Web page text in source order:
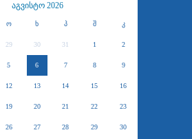
აგვისტო 2026
ო ხ პ შ კ
29 30 31 1 2
5 6 7 8 9
12 13 14 15 16
19 20 21 22 23
26 27 28 29 30